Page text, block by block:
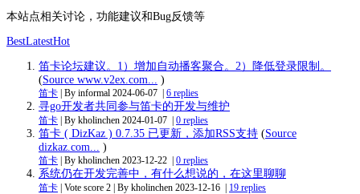
本站点相关讨论，功能建议和Bug反馈等
BestLatestHot
笛卡论坛建议。1）增加自动播客聚合。2）降低登录限制。
(Source www.v2ex.com... )
笛卡 | By informal 2024-06-07 6 replies
寻go开发者共同参与笛卡的开发与维护
笛卡 | By kholinchen 2024-01-07 0 replies
笛卡 ( DizKaz ) 0.7.35 已更新，添加RSS支持 (Source
dizkaz.com...
)
笛卡 | By kholinchen 2023-12-22 0 replies
系统仍在开发完善中，有什么想说的，在这里聊聊
笛卡 | Vote score 2 | By kholinchen 2023-12-16 19 replies